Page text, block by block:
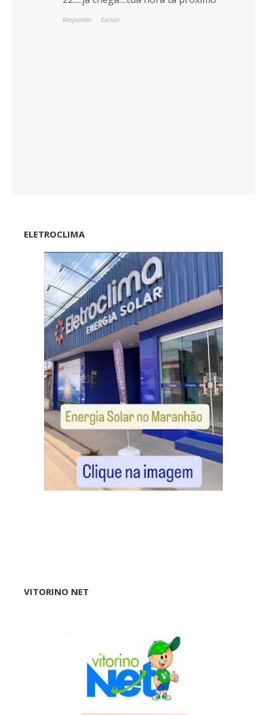
Responder Excluir
ELETROCLIMA
VITORINO NET